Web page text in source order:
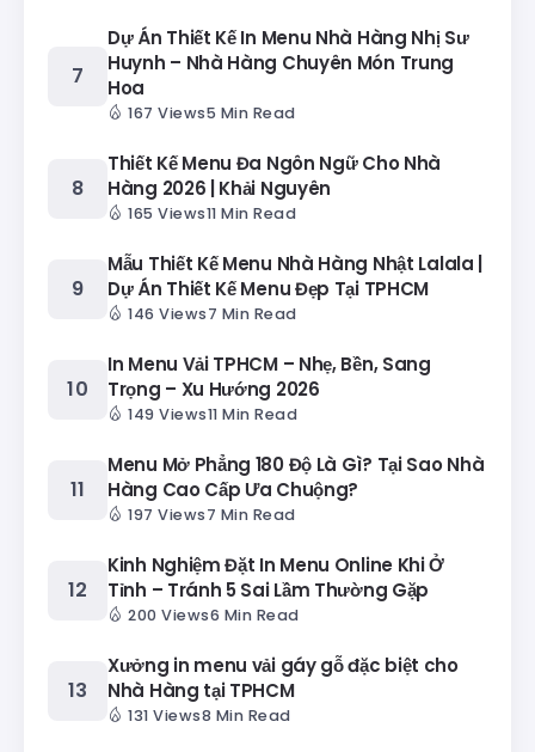
Dự Án Thiết Kế In Menu Nhà Hàng Nhị Sư
Huynh – Nhà Hàng Chuyên Món Trung
Hoa
167 Views5 Min Read
Thiết Kế Menu Đa Ngôn Ngữ Cho Nhà
Hàng 2026 | Khải Nguyên
165 Views11 Min Read
Mẫu Thiết Kế Menu Nhà Hàng Nhật Lalala |
Dự Án Thiết Kế Menu Đẹp Tại TPHCM
146 Views7 Min Read
In Menu Vải TPHCM – Nhẹ, Bền, Sang
Trọng – Xu Hướng 2026
149 Views11 Min Read
Menu Mở Phẳng 180 Độ Là Gì? Tại Sao Nhà
Hàng Cao Cấp Ưa Chuộng?
197 Views7 Min Read
Kinh Nghiệm Đặt In Menu Online Khi Ở
Tỉnh – Tránh 5 Sai Lầm Thường Gặp
200 Views6 Min Read
Xưởng in menu vải gáy gỗ đặc biệt cho
Nhà Hàng tại TPHCM
131 Views8 Min Read